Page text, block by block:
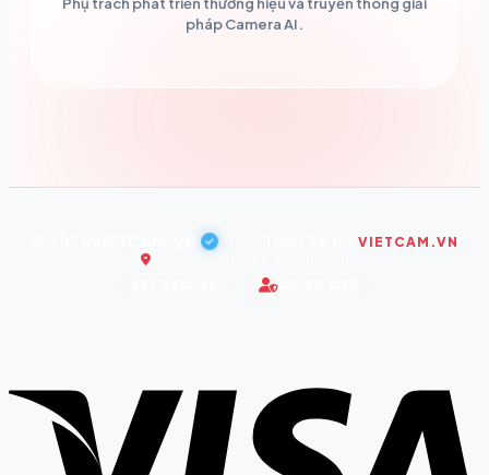
Phụ trách phát triển thương hiệu và truyền thông giải
pháp Camera AI.
VIETCAM.VN
Trụ sở: Bình Dương, Hồ Chí Minh
CHÍNH CHỦ